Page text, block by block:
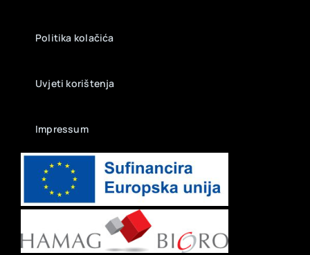
Politika kolačića
Uvjeti korištenja
Impressum